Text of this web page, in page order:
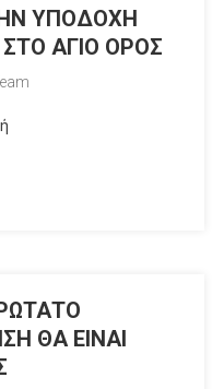
ΥΠΟΔΟΧΗ
ΑΓΙΟ ΟΡΟΣ
ΘΑ ΕΙΝΑΙ